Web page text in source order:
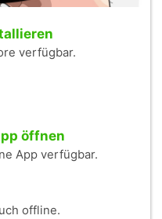
verfügbar.
öffnen
App verfügbar.
offline.